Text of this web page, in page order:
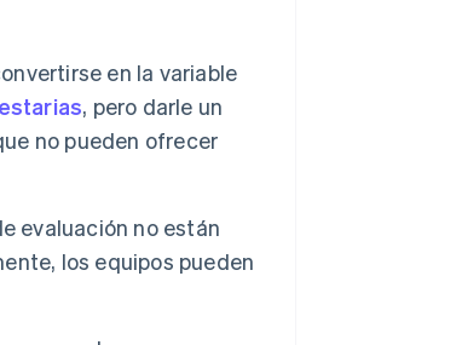
en la variable
, pero darle un
no pueden ofrecer
evaluación no están
los equipos pueden